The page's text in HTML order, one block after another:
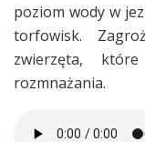
poziom wody w
torfowisk.
zwierzęta,
rozmnażania.